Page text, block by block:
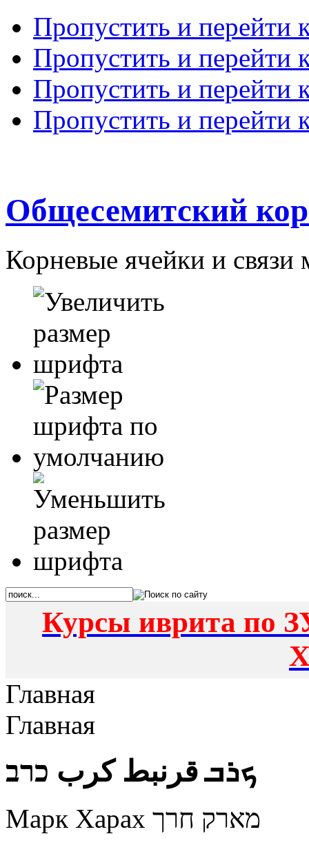
Пропустить и перейти
Пропустить и перейти
Пропустить и перейти
Пропустить и перейти
Общесемитский
Корневые ячейки и
Курсы иврита по
Главная
Главная
ܟܪܒ قرنبط كرب כרב
Марк Харах מארק חרך